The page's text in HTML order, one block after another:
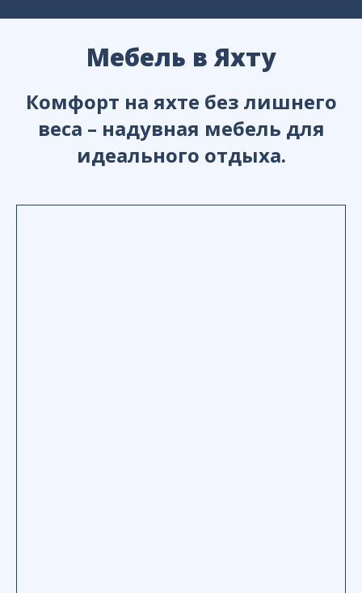
Мебель в Яхту
Комфорт на яхте без лишнего
веса – надувная мебель для
идеального отдыха.